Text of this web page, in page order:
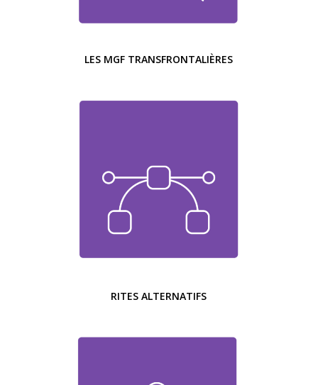
LES MGF TRANSFRONTALIÈRES
RITES ALTERNATIFS